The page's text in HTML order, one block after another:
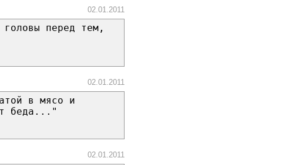
02.01.2011
перед тем,
02.01.2011
в мясо и
беда..."
02.01.2011